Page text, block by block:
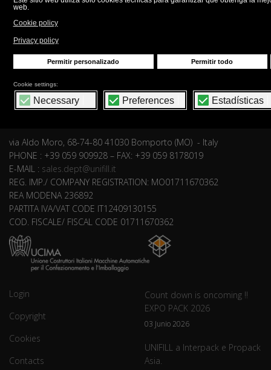
via Aldo Moro, 68-74-80 41030 Bomporto (MO) - Italy
PHONE : +39 059 909928 – FAX: +39 059 8178019
E-MAIL : sales.dept@unifill.it
REG. IMP./ COMPANY REGISTRATION: MO01711670362
REA MODENA 236892
PARTITA IVA/VAT CODE IT12409130155
COD. FISCALE/ FISCAL CODE 01711670362
Login
Copyright
Cookies
Contacts
Count down is oncoming !!
EXPO PACK 2026
03 Junio 2026
UNIFILL a Interpack e Propack
Asia.